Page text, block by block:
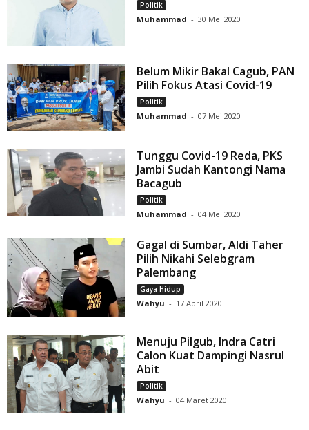
Politik
Muhammad - 30 Mei 2020
Belum Mikir Bakal Cagub, PAN
Pilih Fokus Atasi Covid-19
Politik
Muhammad - 07 Mei 2020
Tunggu Covid-19 Reda, PKS
Jambi Sudah Kantongi Nama
Bacagub
Politik
Muhammad - 04 Mei 2020
Gagal di Sumbar, Aldi Taher
Pilih Nikahi Selebgram
Palembang
Gaya Hidup
Wahyu - 17 April 2020
Menuju Pilgub, Indra Catri
Calon Kuat Dampingi Nasrul
Abit
Politik
Wahyu - 04 Maret 2020